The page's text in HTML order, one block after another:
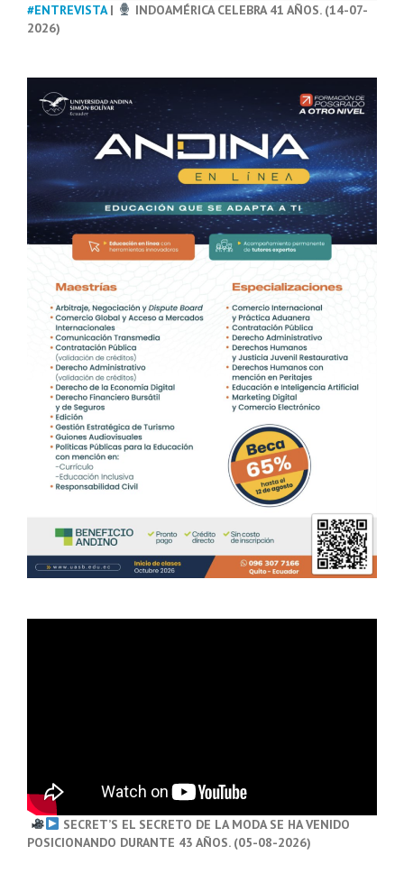
#ENTREVISTA|
INDOAMÉRICA CELEBRA 41 AÑOS. (14-07-
2026)
SECRET’S EL SECRETO DE LA MODA SE HA VENIDO
POSICIONANDO DURANTE 43 AÑOS. (05-08-2026)